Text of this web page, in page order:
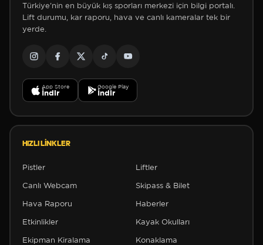
Türkiye'nin en büyük kış sporları merkezi için bilgi portalı.
Lift durumu, kar raporu, hava ve canlı kameralar tek bir
yerde.
App Store
İndir
Google Play
İndir
HIZLI LINKLER
Pistler Liftler
Canlı Webcam Skipass & Bilet
Hava Raporu Haberler
Etkinlikler Kayak Okulları
Ekipman Kiralama Konaklama